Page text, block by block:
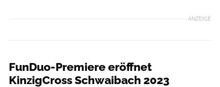
ANZEIGE
FunDuo-Premiere eröffnet
KinzigCross Schwaibach 2023